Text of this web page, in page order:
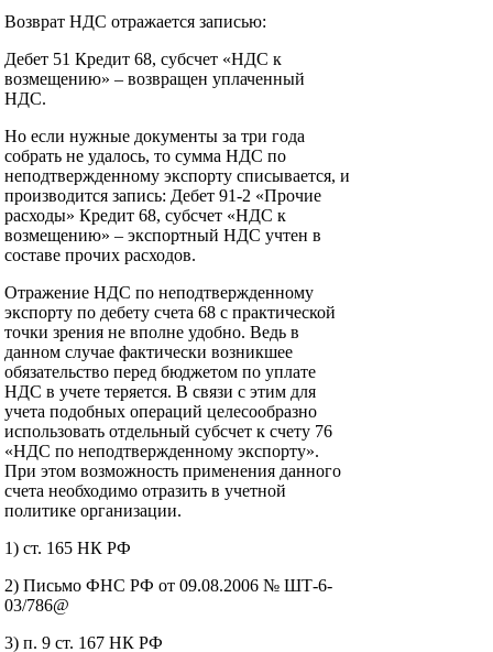
Возврат НДС отражается записью:
Дебет 51 Кредит 68, субсчет «НДС к
возмещению» – возвращен уплаченный
НДС.
Но если нужные документы за три года
собрать не удалось, то сумма НДС по
неподтвержденному экспорту списывается, и
производится запись: Дебет 91-2 «Прочие
расходы» Кредит 68, субсчет «НДС к
возмещению» – экспортный НДС учтен в
составе прочих расходов.
Отражение НДС по неподтвержденному
экспорту по дебету счета 68 с практической
точки зрения не вполне удобно. Ведь в
данном случае фактически возникшее
обязательство перед бюджетом по уплате
НДС в учете теряется. В связи с этим для
учета подобных операций целесообразно
использовать отдельный субсчет к счету 76
«НДС по неподтвержденному экспорту».
При этом возможность применения данного
счета необходимо отразить в учетной
политике организации.
1) ст. 165 НК РФ
2) Письмо ФНС РФ от 09.08.2006 № ШТ-6-
03/786@
3) п. 9 ст. 167 НК РФ